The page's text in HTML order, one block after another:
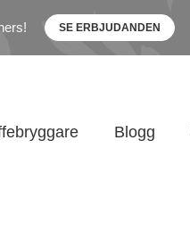
SE ERBJUDANDEN
Blogg